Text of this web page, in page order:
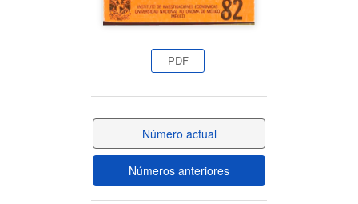
PDF
Número actual
Números anteriores